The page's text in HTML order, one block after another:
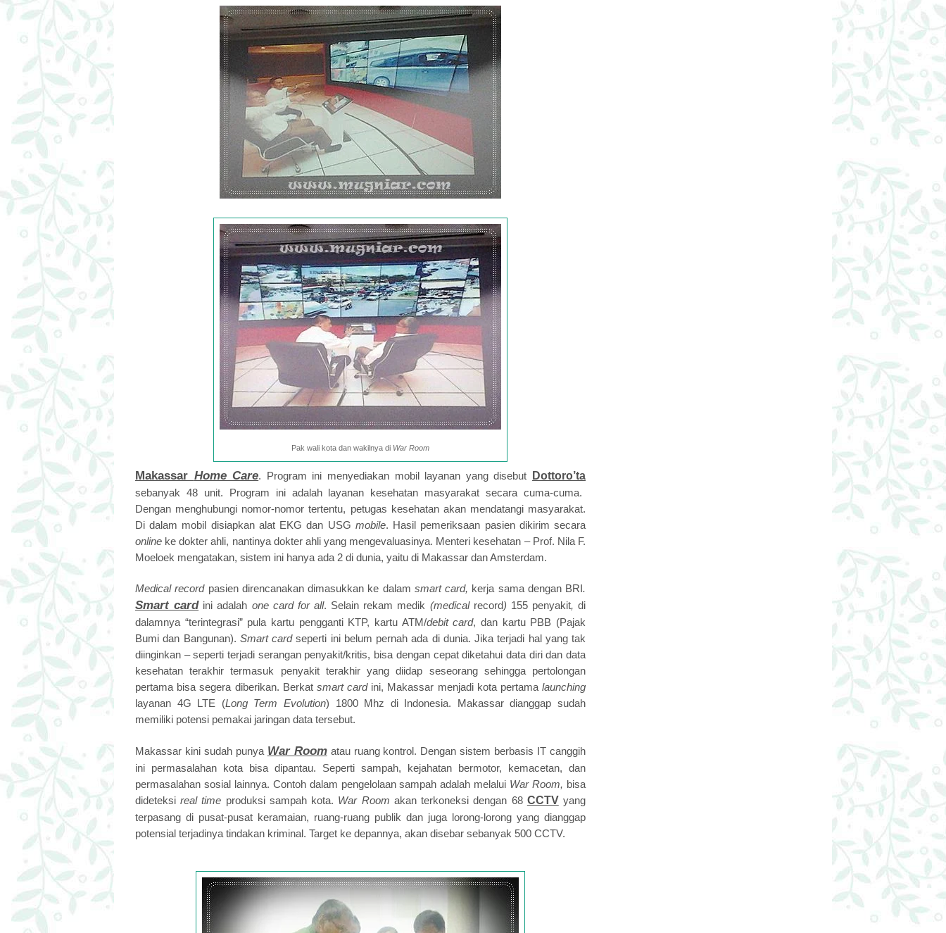
Pak wali kota dan wakilnya di War Room
Makassar Home Care. Program ini menyediakan mobil layanan yang disebut
Dottoro’ta
sebanyak 48 unit. Program ini adalah layanan kesehatan masyarakat secara cuma-cuma.
Dengan menghubungi nomor-nomor tertentu, petugas kesehatan akan mendatangi masyarakat.
Di dalam mobil disiapkan alat EKG dan USG mobile. Hasil pemeriksaan pasien dikirim secara
online ke dokter ahli, nantinya dokter ahli yang mengevaluasinya. Menteri kesehatan – Prof. Nila F.
Moeloek mengatakan, sistem ini hanya ada 2 di dunia, yaitu di Makassar dan Amsterdam.
Medical record pasien direncanakan dimasukkan ke dalam smart card, kerja sama dengan BRI.
Smart card ini adalah one card for all. Selain rekam medik (medical record) 155 penyakit,di
dalamnya “terintegrasi” pula kartu pengganti KTP, kartu ATM/debit card, dan kartu PBB (Pajak
Bumi dan Bangunan). Smart cardseperti ini belum pernah ada di dunia. Jika terjadi hal yang tak
diinginkan – seperti terjadi serangan penyakit/kritis, bisa dengan cepat diketahui data diri dan data
kesehatan terakhir termasuk penyakit terakhir yang diidap seseorang sehingga pertolongan
pertama bisa segera diberikan. Berkat smart card ini, Makassar menjadi kota pertamalaunching
layanan 4G LTE (Long Term Evolution) 1800 Mhz di Indonesia. Makassar dianggap sudah
memiliki potensi pemakai jaringan data tersebut.
Makassar kini sudah punya War Room atau ruang kontrol. Dengan sistem berbasis IT canggih
ini permasalahan kota bisa dipantau. Seperti sampah, kejahatan bermotor, kemacetan, dan
permasalahan sosial lainnya. Contoh dalam pengelolaan sampah adalah melalui War Room, bisa
dideteksireal time produksi sampah kota. War Room akan terkoneksi dengan 68 CCTVyang
terpasang di pusat-pusat keramaian, ruang-ruang publik dan juga lorong-lorong yang dianggap
potensial terjadinya tindakan kriminal. Target ke depannya, akan disebar sebanyak 500 CCTV.